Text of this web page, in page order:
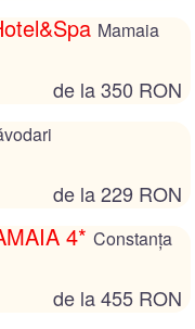
Mamaia
de la 350 RON
de la 229 RON
4* Constanța
de la 455 RON